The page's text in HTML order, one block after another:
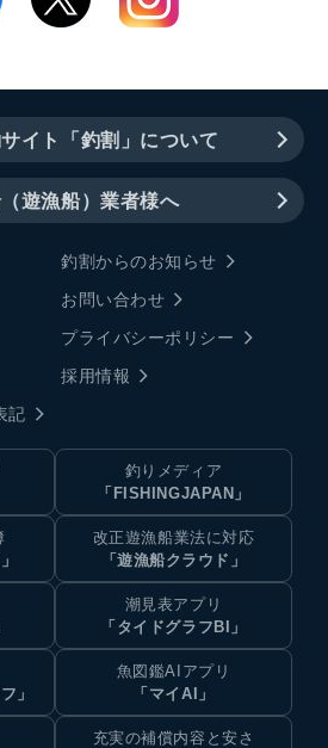
イト「釣割」について
遊漁船）業者様へ
釣割からのお知らせ
お問い合わせ
プライバシーポリシー
採用情報
記
釣りメディア
「FISHINGJAPAN」
改正遊漁船業法に対応
「遊漁船クラウド」
潮見表アプリ
「タイドグラフBI」
」
魚図鑑AIアプリ
「マイAI」
充実の補償内容と安さ